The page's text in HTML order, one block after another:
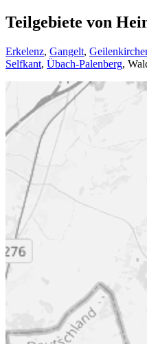
Teilgebiete von
Erkelenz, Gangelt,
Selfkant, Übach-Palenberg,